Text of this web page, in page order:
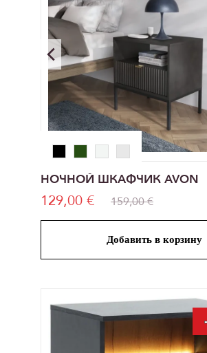
НОЧНОЙ ШКАФЧИК AVON
129,00 € 159,00 €
Добавить в корзину